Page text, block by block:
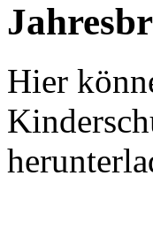
Hier